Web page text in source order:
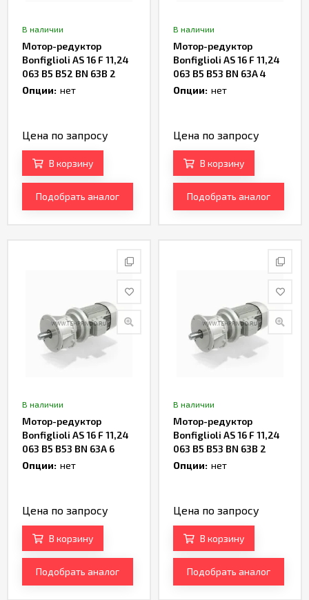
В наличии
Мотор-редуктор
Bonfiglioli AS 16 F 11,24
063 B5 B52 BN 63B 2
Артикул TH236358
Опции: нет
Цена по запросу
В корзину
Подобрать аналог
В наличии
Мотор-редуктор
Bonfiglioli AS 16 F 11,24
063 B5 B53 BN 63A 4
Артикул TH234703
Опции: нет
Цена по запросу
В корзину
Подобрать аналог
В наличии
Мотор-редуктор
Bonfiglioli AS 16 F 11,24
063 B5 B53 BN 63A 6
Артикул TH234187
Опции: нет
Цена по запросу
В корзину
Подобрать аналог
В наличии
Мотор-редуктор
Bonfiglioli AS 16 F 11,24
063 B5 B53 BN 63B 2
Артикул TH236359
Опции: нет
Цена по запросу
В корзину
Подобрать аналог